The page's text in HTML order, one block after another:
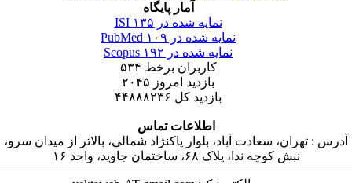
آمار پایگاه
نمایه شده در ISI۱۳۵
نمایه شده در PubMed۱۰۹
نمایه شده در Scopus۱۹۲
کاربران برخط۵۳۴
بازدید امروز۲۰۴۵
بازدید کل ۴۴۸۸۸۲۳۶
اطلاعات تماس
: تهران، سعادت آباد، بلوار پاکنژاد شمالی، بالاتر از میدان سرو،
نبش کوچه ندا، پلاک ۶۸، ساختمان جاوید، واحد ۱۶